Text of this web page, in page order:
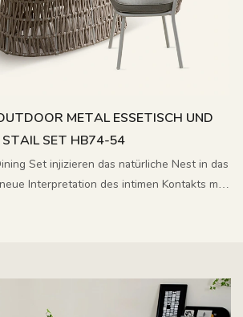
METAL ESSETISCH UND
STAIL SET HB74-54
Set injizieren das natürliche Nest in das
Interpretation des intimen Kontakts mit